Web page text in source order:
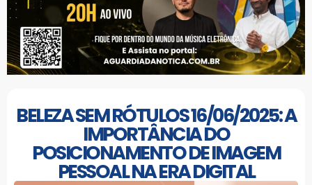
BELEZA SEM RÓTULOS 16/06/2025: A
IMPORTÂNCIA DO
POSICIONAMENTO DE IMAGEM
PESSOAL NA ERA DIGITAL